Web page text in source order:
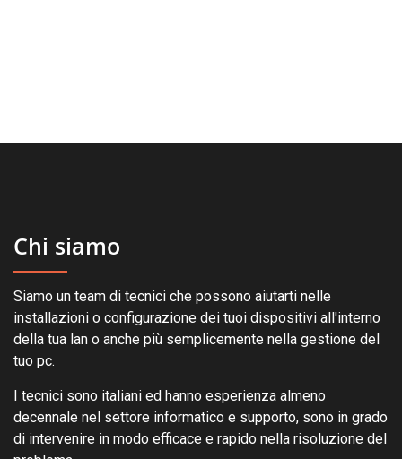
Chi siamo
Siamo un team di tecnici che possono aiutarti nelle
installazioni o configurazione dei tuoi dispositivi all'interno
della tua lan o anche più semplicemente nella gestione del
tuo pc.
I tecnici sono italiani ed hanno esperienza almeno
decennale nel settore informatico e supporto, sono in grado
di intervenire in modo efficace e rapido nella risoluzione del